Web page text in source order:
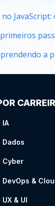
a
IA
Cyber
&
& UI